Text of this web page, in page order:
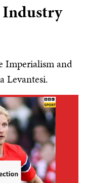
Industry
Imperialism and
Levantesi.